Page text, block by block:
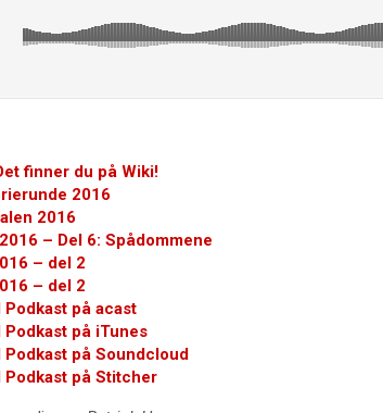
finner du på Wiki!
2016
2016
– Del 6: Spådommene
– del 2
– del 2
på acast
på iTunes
på Soundcloud
på Stitcher